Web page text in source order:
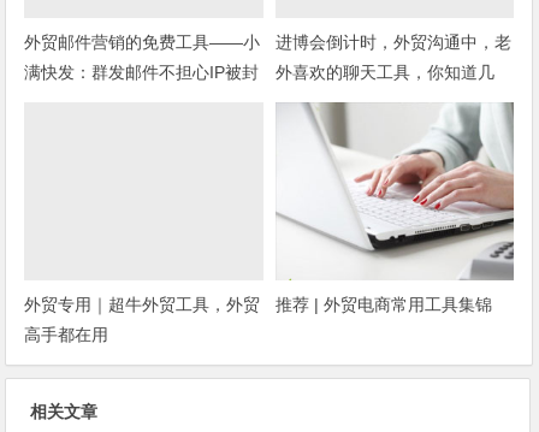
外贸邮件营销的免费工具——小
满快发：群发邮件不担心IP被封
进博会倒计时，外贸沟通中，老
外喜欢的聊天工具，你知道几
种？
外贸专用｜超牛外贸工具，外贸
高手都在用
推荐 | 外贸电商常用工具集锦
相关文章